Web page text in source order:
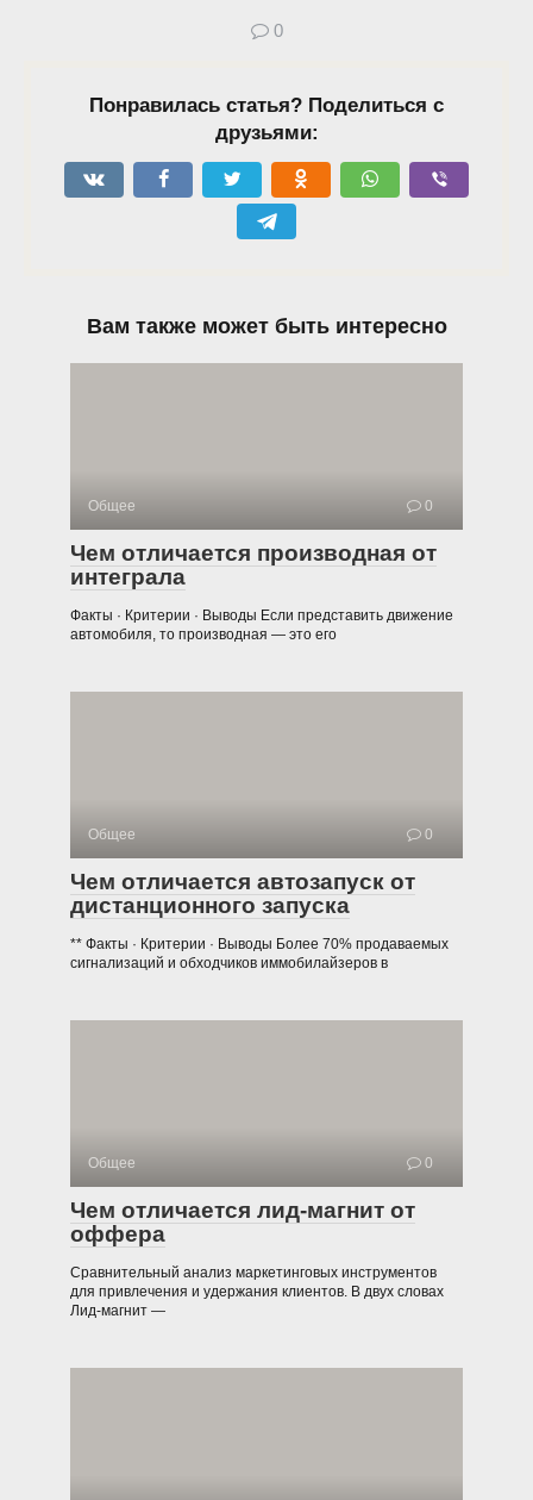
0
Понравилась статья? Поделиться с
друзьями:
Вам также может быть интересно
Общее 0
Чем отличается производная от
интеграла
Факты · Критерии · Выводы Если представить движение
автомобиля, то производная — это его
Общее 0
Чем отличается автозапуск от
дистанционного запуска
** Факты · Критерии · Выводы Более 70% продаваемых
сигнализаций и обходчиков иммобилайзеров в
Общее 0
Чем отличается лид-магнит от
оффера
Сравнительный анализ маркетинговых инструментов
для привлечения и удержания клиентов. В двух словах
Лид-магнит —